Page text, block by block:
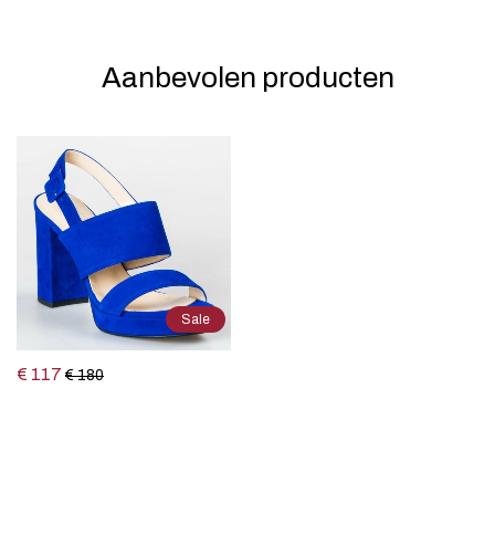
Aanbevolen producten
Sale
€ 117 € 180